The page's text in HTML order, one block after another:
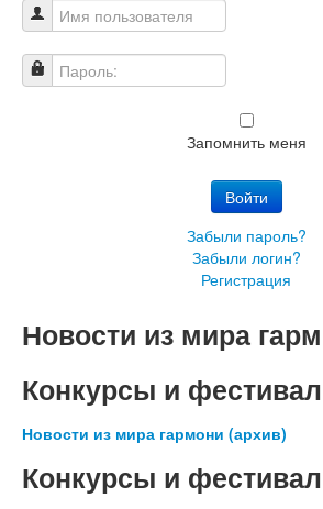
Имя пользователя
Пароль:
Запомнить меня
Войти
Забыли пароль?
Забыли логин?
Регистрация
Новости из мира
Конкурсы и
Новости из мира гармони (архив)
Конкурсы и